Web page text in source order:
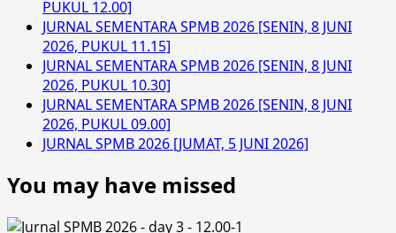
PUKUL 12.00]
JURNAL SEMENTARA SPMB 2026 [SENIN, 8 JUNI
2026, PUKUL 11.15]
JURNAL SEMENTARA SPMB 2026 [SENIN, 8 JUNI
2026, PUKUL 10.30]
JURNAL SEMENTARA SPMB 2026 [SENIN, 8 JUNI
2026, PUKUL 09.00]
JURNAL SPMB 2026 [JUMAT, 5 JUNI 2026]
You may have missed